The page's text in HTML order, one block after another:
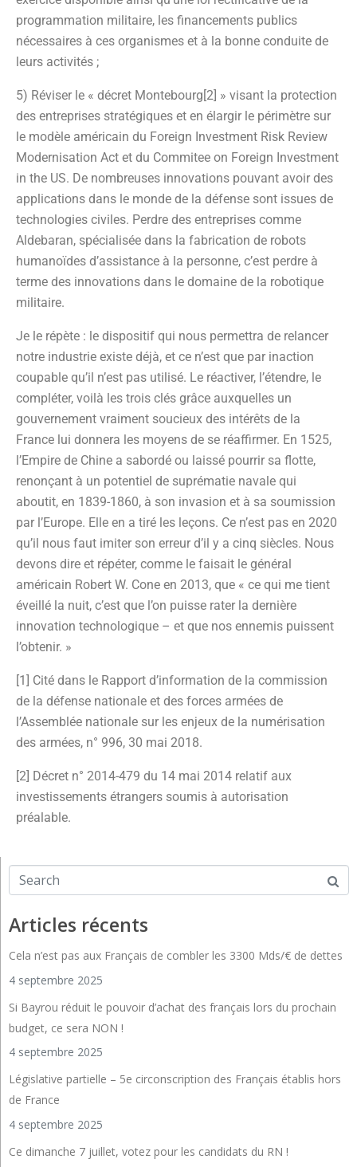
programmation militaire, les financements publics
nécessaires à ces organismes et à la bonne conduite de
leurs activités ;
5) Réviser le « décret Montebourg[2] » visant la protection
des entreprises stratégiques et en élargir le périmètre sur
le modèle américain du Foreign Investment Risk Review
Modernisation Act et du Commitee on Foreign Investment
in the US. De nombreuses innovations pouvant avoir des
applications dans le monde de la défense sont issues de
technologies civiles. Perdre des entreprises comme
Aldebaran, spécialisée dans la fabrication de robots
humanoïdes d’assistance à la personne, c’est perdre à
terme des innovations dans le domaine de la robotique
militaire.
Je le répète : le dispositif qui nous permettra de relancer
notre industrie existe déjà, et ce n’est que par inaction
coupable qu’il n’est pas utilisé. Le réactiver, l’étendre, le
compléter, voilà les trois clés grâce auxquelles un
gouvernement vraiment soucieux des intérêts de la
France lui donnera les moyens de se réaffirmer. En 1525,
l’Empire de Chine a sabordé ou laissé pourrir sa flotte,
renonçant à un potentiel de suprématie navale qui
aboutit, en 1839-1860, à son invasion et à sa soumission
par l’Europe. Elle en a tiré les leçons. Ce n’est pas en 2020
qu’il nous faut imiter son erreur d’il y a cinq siècles. Nous
devons dire et répéter, comme le faisait le général
américain Robert W. Cone en 2013, que « ce qui me tient
éveillé la nuit, c’est que l’on puisse rater la dernière
innovation technologique – et que nos ennemis puissent
l’obtenir. »
[1] Cité dans le Rapport d’information de la commission
de la défense nationale et des forces armées de
l’Assemblée nationale sur les enjeux de la numérisation
des armées, n° 996, 30 mai 2018.
[2] Décret n° 2014-479 du 14 mai 2014 relatif aux
investissements étrangers soumis à autorisation
préalable.
Articles récents
Cela n’est pas aux Français de combler les 3300 Mds/€ de dettes
4 septembre 2025
Si Bayrou réduit le pouvoir d’achat des français lors du prochain
budget, ce sera NON !
4 septembre 2025
Législative partielle – 5e circonscription des Français établis hors
de France
4 septembre 2025
Ce dimanche 7 juillet, votez pour les candidats du RN !